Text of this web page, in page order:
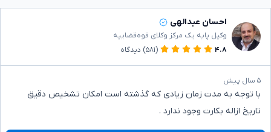
احسان عبدالهی
وکیل پایه یک مرکز وکلای قوه‌قضاییه
۴.۸
(۵۸۱) دیدگاه
۵ سال پیش
با توجه به مدت زمان زیادی که گذشته است امکان تشخیص دقیق
تاریخ ازاله بکارت وجود ندارد .